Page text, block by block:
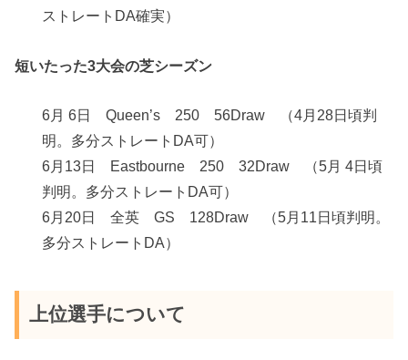
ストレートDA確実）
短いたった3大会の芝シーズン
6月 6日 Queen’s 250 56Draw （4月28日頃判
明。多分ストレートDA可）
6月13日 Eastbourne 250 32Draw （5月 4日頃
判明。多分ストレートDA可）
6月20日 全英 GS 128Draw （5月11日頃判明。
多分ストレートDA）
上位選手について